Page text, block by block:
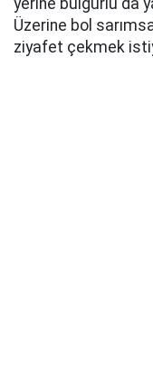
yerine bulgurlu da
Üzerine bol
ziyafet çekmek